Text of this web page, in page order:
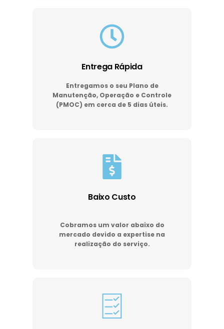
Entrega Rápida
Entregamos o seu Plano de
Manutenção, Operação e Controle
(PMOC) em cerca de 5 dias úteis.
Baixo Custo
Cobramos um valor abaixo do
mercado devido a expertise na
realização do serviço.